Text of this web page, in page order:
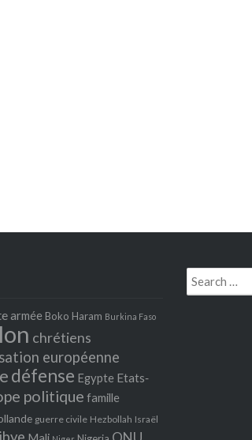
armée Boko Haram Burkina Faso
chrétiens
européenne
défense Egypte Etats‐
politique famille
guerre civile Hezbollah Israël
Search
for: